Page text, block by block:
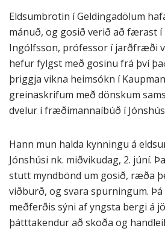
Eldsumbrotin í Geldingadölum
mánuð, og gosið verið að færast í
Ingólfsson, prófessor í jarðfræði
hefur fylgst með gosinu frá því
þriggja vikna heimsókn í
greinaskrifum með dönskum
dvelur í fræðimannaíbúð í
Hann mun halda kynningu á
Jónshúsi nk. miðvikudag, 2. júní.
stutt myndbönd um gosið, ræða
viðburð, og svara spurningum.
meðferðis sýni af yngsta bergi á
þátttakendur að skoða og